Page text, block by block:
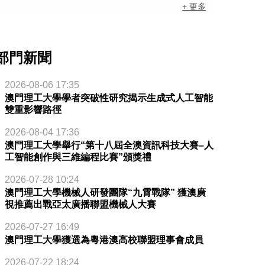
+ 更多
門新聞
2026-08-06 17:35
澳門理工大學學者突破性研究揭示生成式人工智能
雙重影響路徑
2026-08-04 17:36
澳門理工大學舉行“第十八屆全澳資訊科技大賽–人
工智能創作與三維編程比賽”頒獎禮
2026-07-28 10:24
澳門理工大學機械人研發團隊“九霄戰隊” 獲澳廣
視推薦出戰亞太廣播聯盟機械人大賽
2026-07-27 16:49
澳門理工大學獲選為粵港澳高校聯盟理事會成員
2026-07-22 18:24